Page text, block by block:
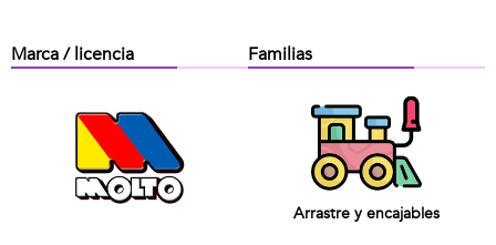
Marca / licencia Familias
Arrastre y encajables